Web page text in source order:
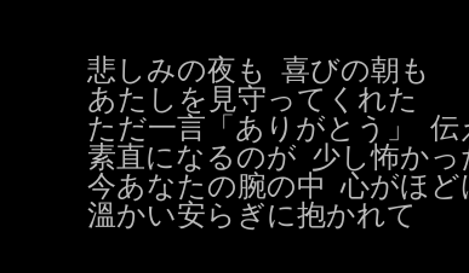
悲しみの夜も 喜びの朝も
あたしを見守ってくれた
ただ一言「ありがとう」
素直になるのが 少し怖かっ
今あなたの腕の中 心がほど
溫かい安らぎに抱かれて